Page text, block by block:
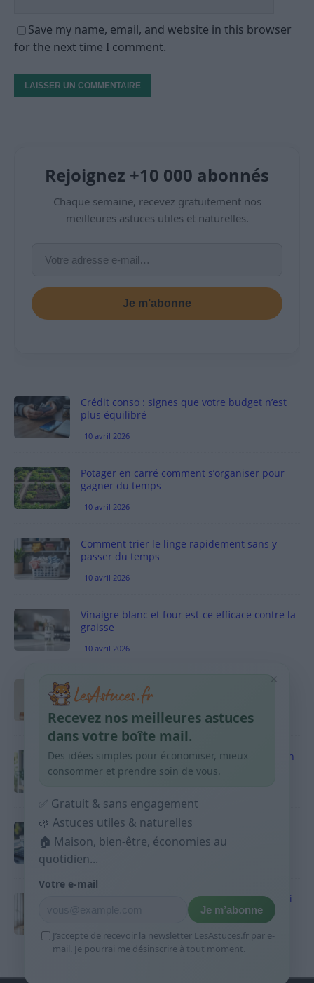
Save my name, email, and website in this browser
for the next time I comment.
Rejoignez +10 000 abonnés
Chaque semaine, recevez gratuitement nos
meilleures astuces utiles et naturelles.
Je m’abonne
Crédit conso : signes que votre budget n’est
plus équilibré
10 avril 2026
Potager en carré comment s’organiser pour
gagner du temps
10 avril 2026
Comment trier le linge rapidement sans y
passer du temps
10 avril 2026
Vinaigre blanc et four est-ce efficace contre la
graisse
10 avril 2026
Taches pigmentaires : routine simple +
habitudes qui aident
9 avril 2026
Produits ménagers : comment économiser en
courses sans acheter 10 sprays
Budget mensuel : méthode rapide pour
répartir son salaire dès le jour de paie
9 avril 2026
Sport 10 minutes par jour est-ce utile et quoi
9 avril 2026
×
Recevez nos meilleures astuces
dans votre boîte mail.
Des idées simples pour économiser, mieux
consommer et prendre soin de vous.
✅ Gratuit & sans engagement
🌿 Astuces utiles & naturelles
🏠 Maison, bien-être, économies au
quotidien...
Votre e-mail
Je m’abonne
J’accepte de recevoir la newsletter LesAstuces.fr par e-
mail. Je pourrai me désinscrire à tout moment.